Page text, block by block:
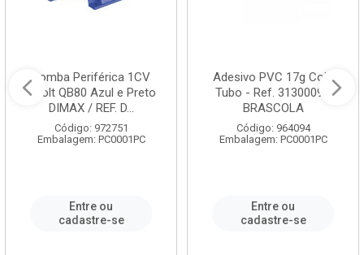
Bomba Periférica 1CV
Bivolt QB80 Azul e Preto
DIMAX / REF. D...
Código: 972751
Embalagem: PC0001PC
Entre ou
cadastre-se
Adesivo PVC 17g Cola
Tubo - Ref. 3130009 -
BRASCOLA
Código: 964094
Embalagem: PC0001PC
Entre ou
cadastre-se